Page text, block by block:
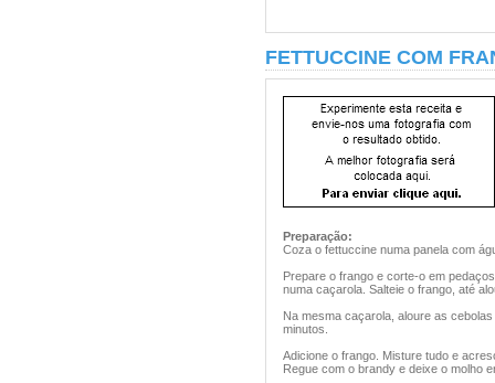
FETTUCCINE COM
Preparação:
Coza o fettuccine numa panela com
Prepare o frango e corte-o em
numa caçarola. Salteie o frango, até
Na mesma caçarola, aloure as
minutos.
Adicione o frango. Misture tudo e
Regue com o brandy e deixe o molho